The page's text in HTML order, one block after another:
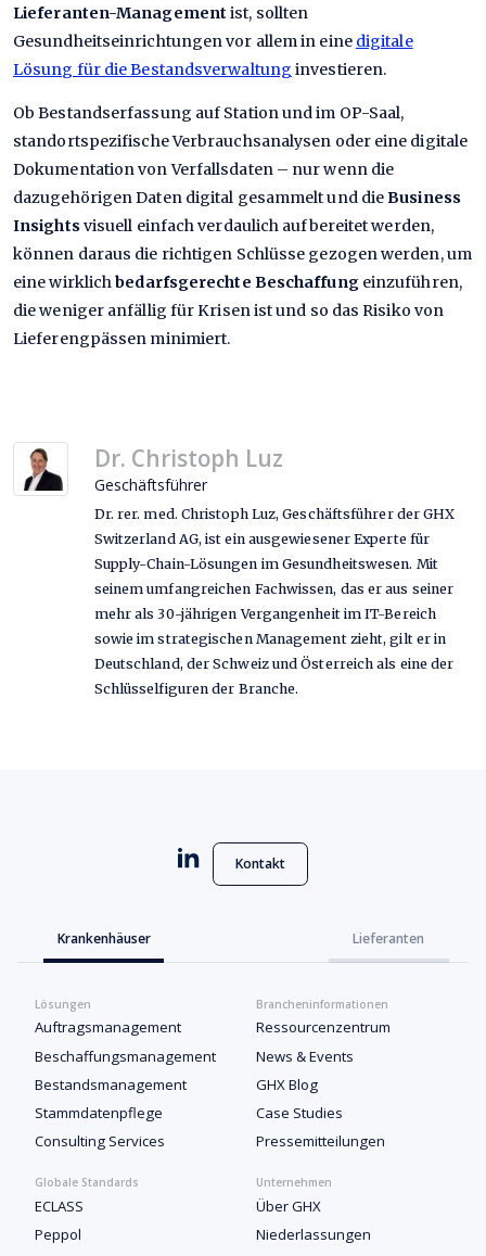
Lieferanten-Management ist, sollten
Gesundheitseinrichtungen vor allem in eine digitale
Lösung für die Bestandsverwaltung investieren.
Ob Bestandserfassung auf Station und im OP-Saal,
standortspezifische Verbrauchsanalysen oder eine digitale
Dokumentation von Verfallsdaten – nur wenn die
dazugehörigen Daten digital gesammelt und dieBusiness
Insightsvisuell einfach verdaulich aufbereitet werden,
können daraus die richtigen Schlüsse gezogen werden, um
eine wirklichbedarfsgerechte Beschaffungeinzuführen,
die weniger anfällig für Krisen ist und so das Risiko von
Lieferengpässen minimiert.
Dr. Christoph Luz
Geschäftsführer
Dr. rer. med. Christoph Luz, Geschäftsführer der GHX
Switzerland AG, ist ein ausgewiesener Experte für
Supply-Chain-Lösungen im Gesundheitswesen. Mit
seinem umfangreichen Fachwissen, das er aus seiner
mehr als 30-jährigen Vergangenheit im IT-Bereich
sowie im strategischen Management zieht, gilt er in
Deutschland, der Schweiz und Österreich als eine der
Schlüsselfiguren der Branche.
Kontakt
Krankenhäuser Lieferanten
Lösungen
Auftragsmanagement
Beschaffungsmanagement
Bestandsmanagement
Stammdatenpflege
Consulting Services
Brancheninformationen
Ressourcenzentrum
News & Events
GHX Blog
Case Studies
Pressemitteilungen
Globale Standards
ECLASS
Peppol
Unternehmen
Über GHX
Niederlassungen